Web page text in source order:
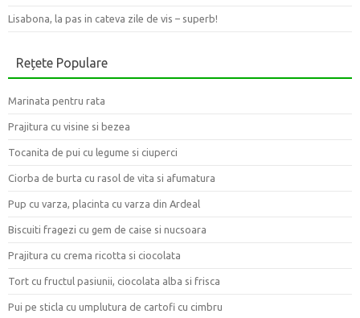
Lisabona, la pas in cateva zile de vis – superb!
Rețete Populare
Marinata pentru rata
Prajitura cu visine si bezea
Tocanita de pui cu legume si ciuperci
Ciorba de burta cu rasol de vita si afumatura
Pup cu varza, placinta cu varza din Ardeal
Biscuiti fragezi cu gem de caise si nucsoara
Prajitura cu crema ricotta si ciocolata
Tort cu fructul pasiunii, ciocolata alba si frisca
Pui pe sticla cu umplutura de cartofi cu cimbru